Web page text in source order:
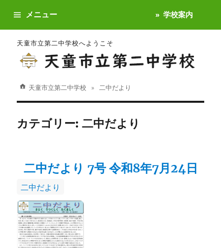
天童市立第二中学校へようこそ
メニュー 学校案内
天童市立第二中学校 二中だより
カテゴリー:二中だより
二中だより 7号 令和8年7月24日
カ
テ
ゴ
リ
ー
二中だより